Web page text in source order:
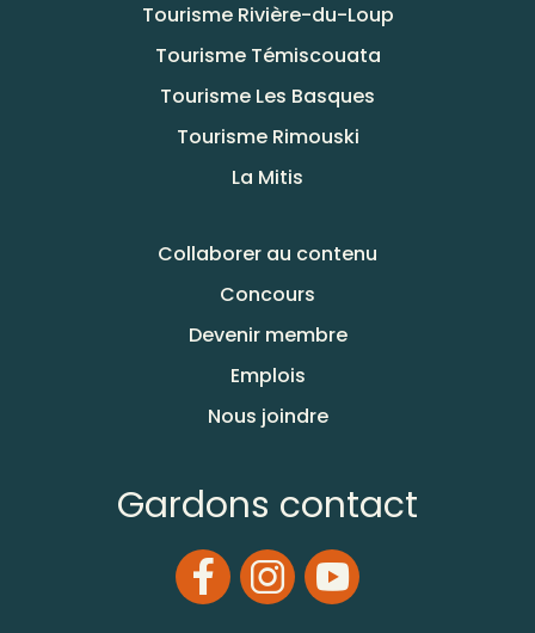
Tourisme Rivière-du-Loup
Tourisme Témiscouata
Tourisme Les Basques
Tourisme Rimouski
La Mitis
Collaborer au contenu
Concours
Devenir membre
Emplois
Nous joindre
Gardons contact